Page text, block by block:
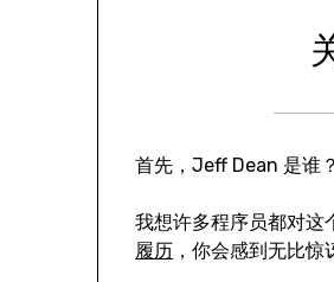
首先，Jeff Dean 是谁？
我想许多程序员都对这
履历 ，你会感到无比惊